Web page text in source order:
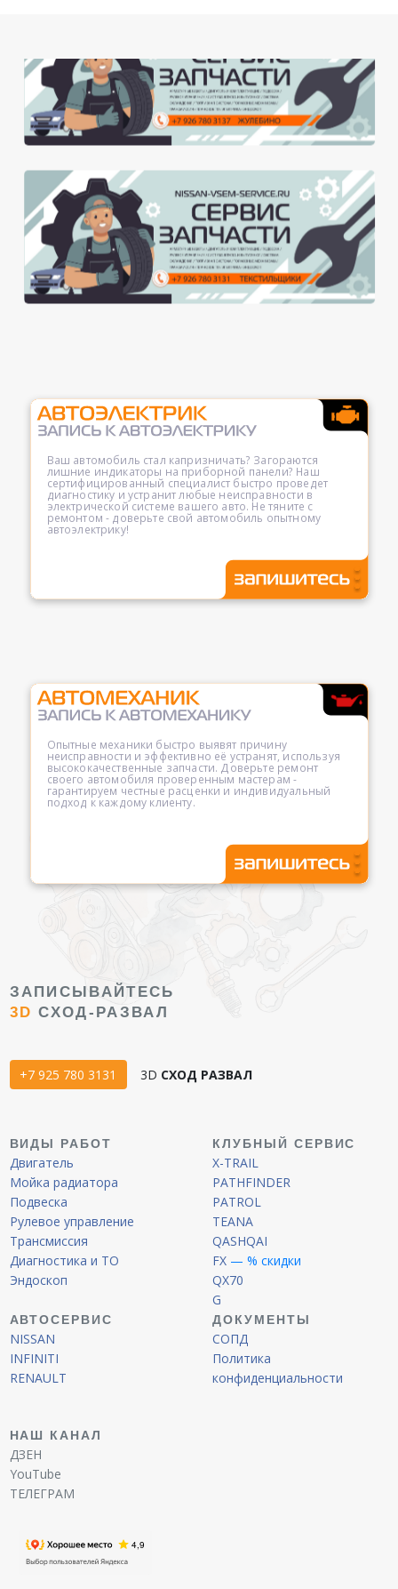
Ваш автомобиль стал капризничать? Загораются
лишние индикаторы на приборной панели? Наш
сертифицированный специалист быстро проведет
диагностику и устранит любые неисправности в
электрической системе вашего авто. Не тяните с
ремонтом - доверьте свой автомобиль опытному
автоэлектрику!
Опытные механики быстро выявят причину
неисправности и эффективно её устранят, используя
высококачественные запчасти. Доверьте ремонт
своего автомобиля проверенным мастерам -
гарантируем честные расценки и индивидуальный
подход к каждому клиенту.
ЗАПИСЫВАЙТЕСЬ
3D СХОД-РАЗВАЛ
+7 925 780 3131 3D СХОД РАЗВАЛ
ВИДЫ РАБОТ
Двигатель
Мойка радиатора
Подвеска
Рулевое управление
Трансмиссия
Диагностика и ТО
Эндоскоп
КЛУБНЫЙ СЕРВИС
X-TRAIL
PATHFINDER
PATROL
TEANA
QASHQAI
FX — % скидки
QX70
G
АВТОСЕРВИС
NISSAN
INFINITI
RENAULT
ДОКУМЕНТЫ
СОПД
Политика
конфиденциальности
НАШ КАНАЛ
ДЗЕН
YouTube
ТЕЛЕГРАМ